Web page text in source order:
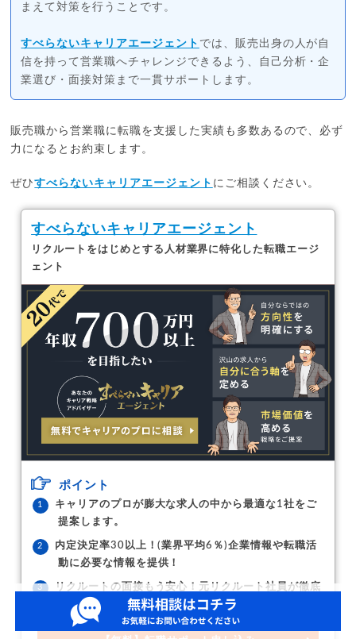
まえて対策を行うことです。
すべらないキャリアエージェント では、販売出身の人が自
信を持って営業職へチャレンジできるよう、自己分析・企
業選び・面接対策まで一貫サポートします。
販売職から営業職に転職を支援した実績も多数あるので、必ず
力になるとお約束します。
ぜひすべらないキャリアエージェント にご相談ください。
すべらないキャリアエージェント
リクルートをはじめとする人材業界に特化した転職エージ
ェント
ポイント
キャリアのプロが膨大な求人の中から最適な1社をご
提案します。
内定決定率30以上！(業界平均6％)企業情報や転職活
動に必要な情報を提供！
リクルートの面接もう安心！元リクルート社員が徹底
分析した対策で内定獲得率UP！